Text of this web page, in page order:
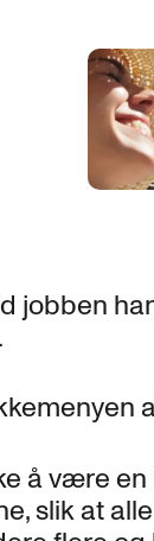
jobben
å være
slik at